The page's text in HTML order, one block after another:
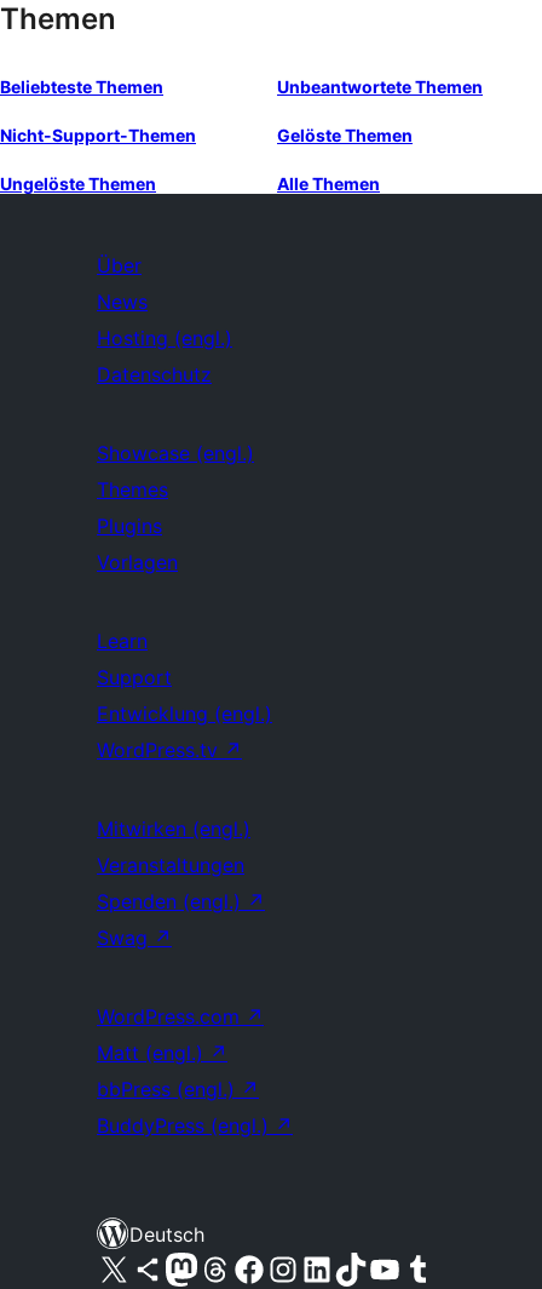
Themen
Beliebteste Themen Unbeantwortete Themen
Nicht-Support-Themen Gelöste Themen
Ungelöste Themen Alle Themen
Über
News
Hosting (engl.)
Datenschutz
Showcase (engl.)
Themes
Plugins
Vorlagen
Learn
Support
Entwicklung (engl.)
WordPress.tv ↗
Mitwirken (engl.)
Veranstaltungen
Spenden (engl.) ↗
Swag ↗
WordPress.com ↗
Matt (engl.) ↗
bbPress (engl.) ↗
BuddyPress (engl.) ↗
Deutsch
Unser X-Konto (früher Twitter) besuchen
Unser Bluesky-Konto besuchen
Unser Mastodon-Konto besuchen
Unser Threads-Konto besuchen
Unsere Facebook-Seite besuchen
Unser Instagram-Konto besuchen
Unser LinkedIn-Konto besuchen
Unser TikTok-Konto besuchen
Unseren YouTube-Kanal besuchen
Unser Tumblr-Konto besuchen